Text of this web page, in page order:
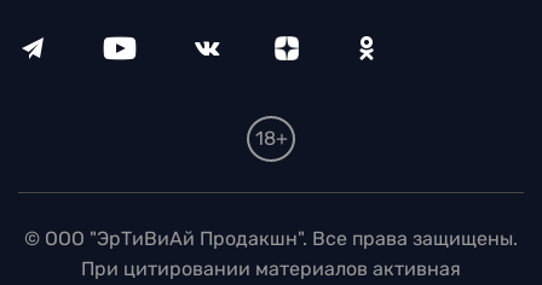
18+
© ООО "ЭрТиВиАй Продакшн". Все права защищены.
При цитировании материалов активная